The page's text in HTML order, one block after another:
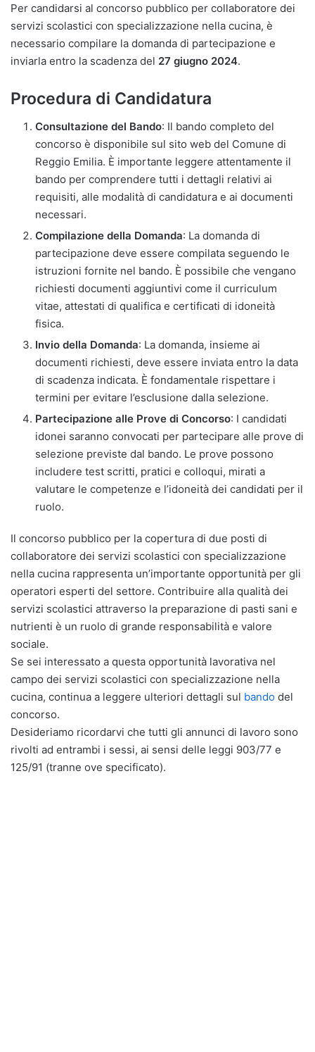
Per candidarsi al concorso pubblico per collaboratore dei
servizi scolastici con specializzazione nella cucina, è
necessario compilare la domanda di partecipazione e
inviarla entro la scadenza del 27 giugno 2024.
Procedura di Candidatura
Consultazione del Bando: Il bando completo del
concorso è disponibile sul sito web del Comune di
Reggio Emilia. È importante leggere attentamente il
bando per comprendere tutti i dettagli relativi ai
requisiti, alle modalità di candidatura e ai documenti
necessari.
Compilazione della Domanda: La domanda di
partecipazione deve essere compilata seguendo le
istruzioni fornite nel bando. È possibile che vengano
richiesti documenti aggiuntivi come il curriculum
vitae, attestati di qualifica e certificati di idoneità
fisica.
Invio della Domanda: La domanda, insieme ai
documenti richiesti, deve essere inviata entro la data
di scadenza indicata. È fondamentale rispettare i
termini per evitare l’esclusione dalla selezione.
Partecipazione alle Prove di Concorso: I candidati
idonei saranno convocati per partecipare alle prove di
selezione previste dal bando. Le prove possono
includere test scritti, pratici e colloqui, mirati a
valutare le competenze e l’idoneità dei candidati per il
ruolo.
Il concorso pubblico per la copertura di due posti di
collaboratore dei servizi scolastici con specializzazione
nella cucina rappresenta un’importante opportunità per gli
operatori esperti del settore. Contribuire alla qualità dei
servizi scolastici attraverso la preparazione di pasti sani e
nutrienti è un ruolo di grande responsabilità e valore
sociale.
Se sei interessato a questa opportunità lavorativa nel
campo dei servizi scolastici con specializzazione nella
cucina, continua a leggere ulteriori dettagli sul bando del
concorso.
Desideriamo ricordarvi che tutti gli annunci di lavoro sono
rivolti ad entrambi i sessi, ai sensi delle leggi 903/77 e
125/91 (tranne ove specificato).